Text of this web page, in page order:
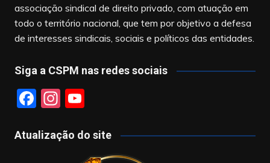
associação sindical de direito privado, com atuação em
todo o território nacional, que tem por objetivo a defesa
de interesses sindicais, sociais e políticos das entidades.
Siga a CSPM nas redes sociais
F
c
In
a
Y
u
T
Atualização do site